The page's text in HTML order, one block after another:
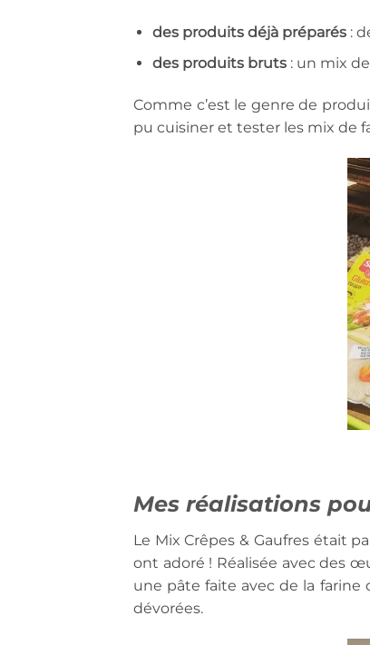
des produits déjà préparés:
des produits bruts: un mix
Comme c’est le genre de
pu cuisiner et tester les mix de
Mes réalisations
Le Mix Crêpes & Gaufres était
ont adoré ! Réalisée avec des
une pâte faite avec de la farine
dévorées.